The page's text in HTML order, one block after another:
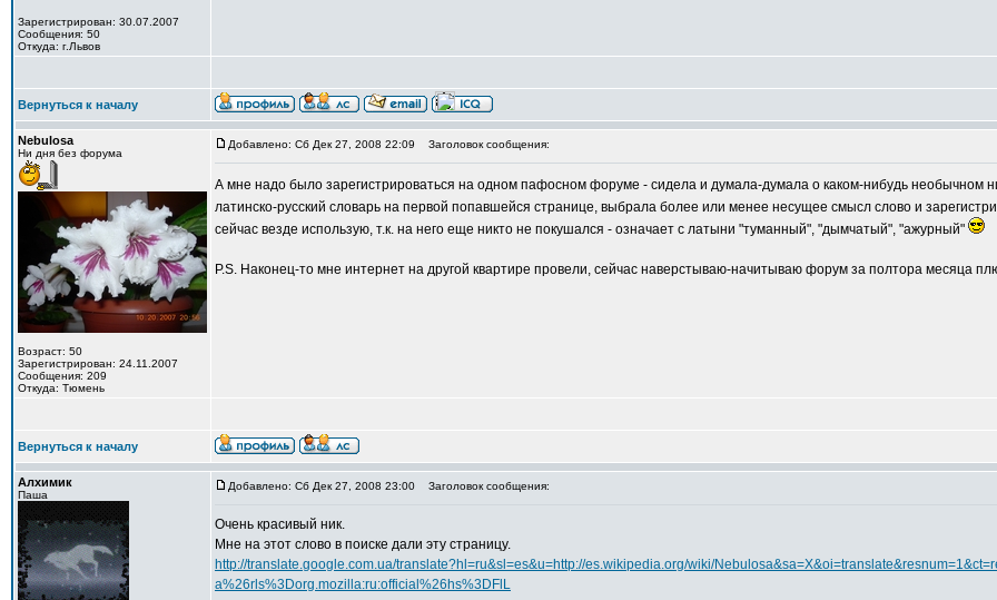
Зарегистрирован: 30.07.2007
Сообщения: 50
Откуда: г.Львов
Вернуться к началу
Nebulosa
Ни дня без форума
Возраст: 50
Зарегистрирован: 24.11.2007
Сообщения: 209
Откуда: Тюмень
Добавлено: Сб Дек 27, 2008 22:09 Заголовок сообщения:
А мне надо было зарегистрироваться на одном пафосном форуме - сидела и думала-думала о каком-нибудь необычном
латинско-русский словарь на первой попавшейся странице, выбрала более или менее несущее смысл слово и
сейчас везде использую, т.к. на него еще никто не покушался - означает с латыни "туманный", "дымчатый", "ажурный"
P.S. Наконец-то мне интернет на другой квартире провели, сейчас наверстываю-начитываю форум за полтора месяца
Вернуться к началу
Алхимик
Паша
Добавлено: Сб Дек 27, 2008 23:00 Заголовок сообщения:
Очень красивый ник.
Мне на этот слово в поиске дали эту страницу.
http://translate.google.com.ua/translate?hl=ru&sl=es&u=http://es.wikipedia.org/wiki/
a%26rls%3Dorg.mozilla:ru:official%26hs%3DFlL